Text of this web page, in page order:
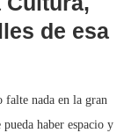
de esa
falte nada en la gran
haber espacio y